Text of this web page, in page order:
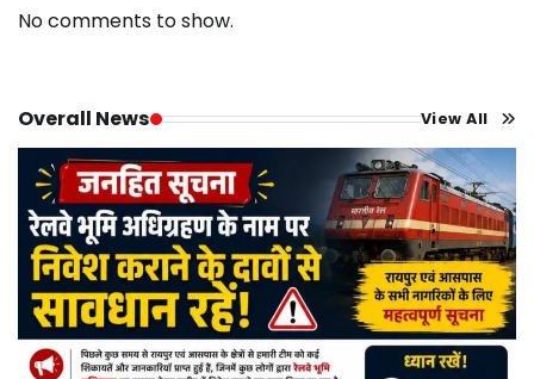
No comments to show.
Overall News View All